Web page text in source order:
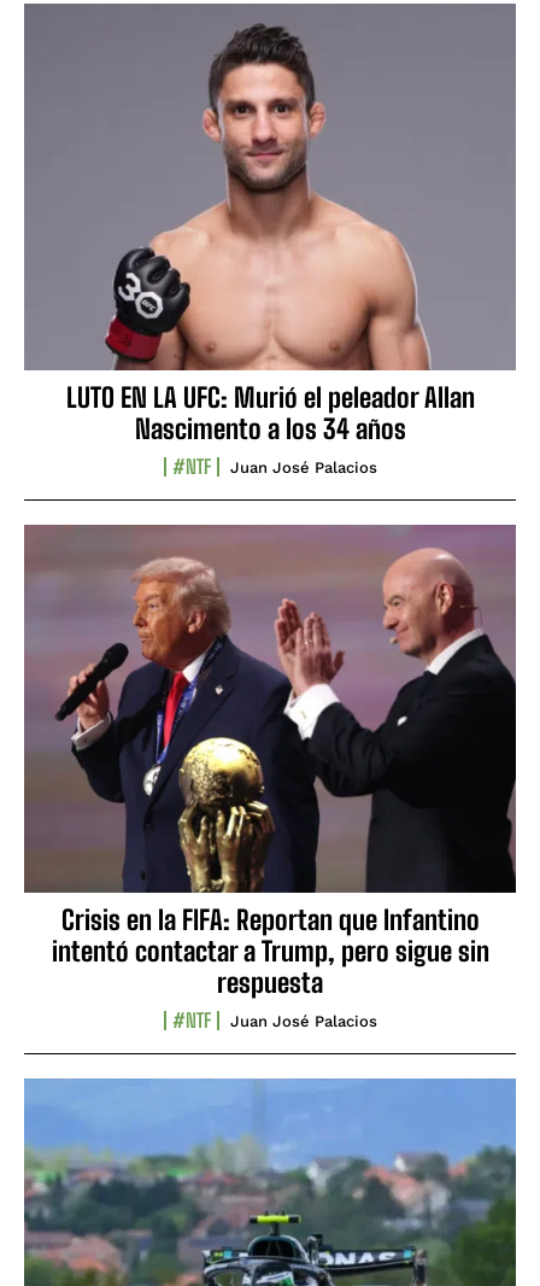
LUTO EN LA UFC: Murió el peleador Allan
Nascimento a los 34 años
#NTF Juan José Palacios
Crisis en la FIFA: Reportan que Infantino
intentó contactar a Trump, pero sigue sin
respuesta
#NTF Juan José Palacios